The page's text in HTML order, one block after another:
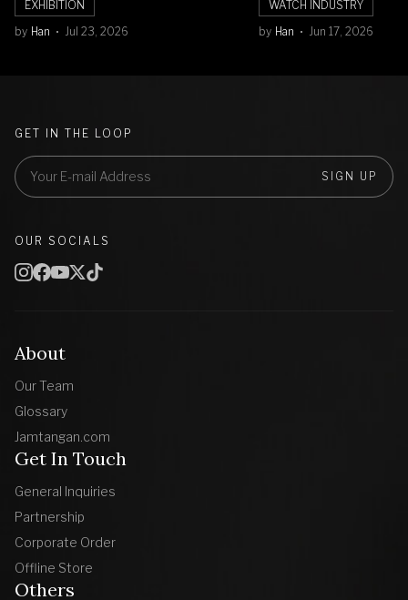
EXHIBITION
by Han Jul 23, 2026
WATCH INDUSTRY
by Han Jun 17, 2026
About
Our Team
Glossary
Jamtangan.com
Get In Touch
General Inquiries
Partnership
Corporate Order
Offline Store
Others
GET IN THE LOOP
SIGN UP
OUR SOCIALS